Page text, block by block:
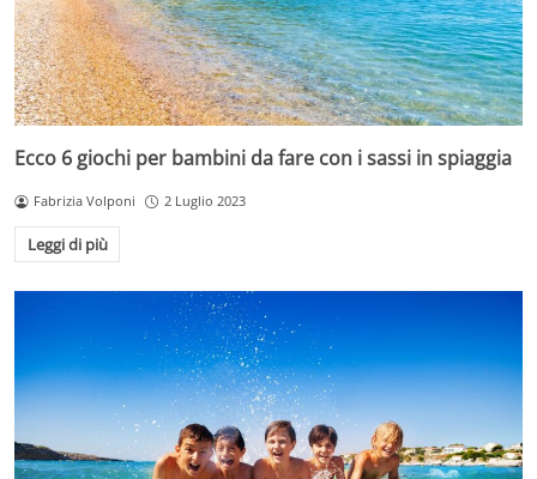
Ecco 6 giochi per bambini da fare con i sassi in spiaggia
Fabrizia Volponi 2 Luglio 2023
Leggi di più